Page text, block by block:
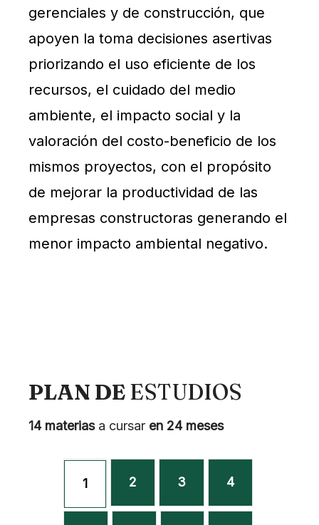
gerenciales y de construcción, que
apoyen la toma decisiones asertivas
priorizando el uso eficiente de los
recursos, el cuidado del medio
ambiente, el impacto social y la
valoración del costo-beneficio de los
mismos proyectos, con el propósito
de mejorar la productividad de las
empresas constructoras generando el
menor impacto ambiental negativo.
PLAN DEESTUDIOS
14 materiasa cursar en 24 meses
1 2 3 4